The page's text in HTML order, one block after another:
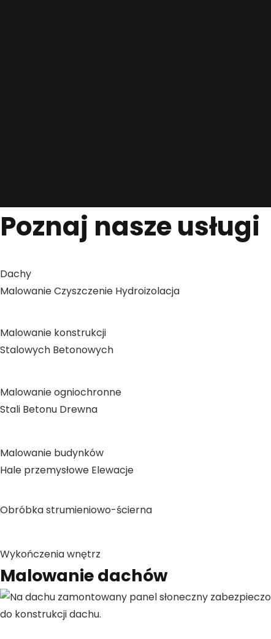
Poznaj nasze usługi
Dachy
MalowanieCzyszczenie Hydroizolacja
Malowanie konstrukcji
Stalowych Betonowych
Malowanie ogniochronne
Stali Betonu Drewna
Malowanie budynków
Hale przemysłowe Elewacje
Obróbka strumieniowo-ścierna
Wykończenia wnętrz
Malowanie dachów